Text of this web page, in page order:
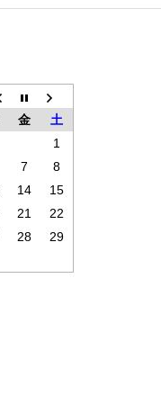
金
土
1
7
8
14
15
21
22
28
29